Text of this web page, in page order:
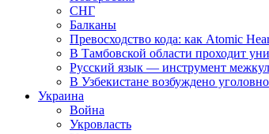
СНГ
Балканы
Превосходство кода: как Atomic
В Тамбовской области проходит
Русский язык — инструмент
В Узбекистане возбуждено
Украина
Война
Укровласть